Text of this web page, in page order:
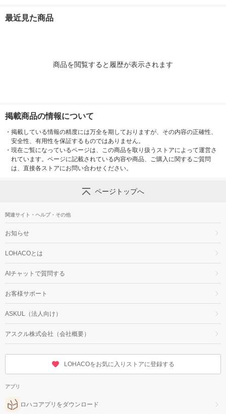
最近見た商品
商品を閲覧すると履歴が表示されます
掲載商品の情報について
・ 掲載している情報の精度には万全を期しておりますが、その内容の正確性、
安全性、有用性を保証するものではありません。
・ 現在ご覧になっているページは、この商品を取り扱うストアによって運営さ
れています。ページに記載されている内容や商品、ご購入に関するご質問
は、直接各ストアにお問い合わせください。
ページトップへ
関連サイト・ヘルプ・その他
お知らせ
LOHACOとは
AIチャットで質問する
お客様サポート
ASKUL（法人向け）
アスクル株式会社（会社概要）
LOHACOをお気に入りストアに登録する
アプリ
ロハコアプリをダウンロード